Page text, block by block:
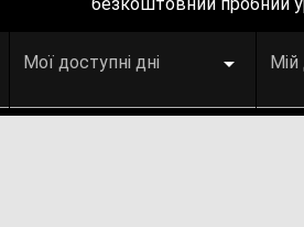
Мої доступні дні Мій